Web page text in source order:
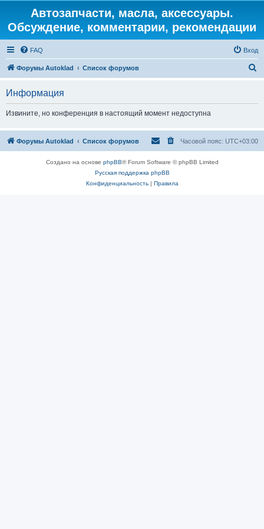
Автозапчасти, масла, аксессуары.
Обсуждение, комментарии, рекомендации
FAQ Вход
Форумы Autoklad Список форумов
Информация
Извините, но конференция в настоящий момент недоступна
Форумы Autoklad Список форумов Часовой пояс: UTC+03:00
Создано на основе phpBB® Forum Software © phpBB Limited
Русская поддержка phpBB
Конфиденциальность| Правила